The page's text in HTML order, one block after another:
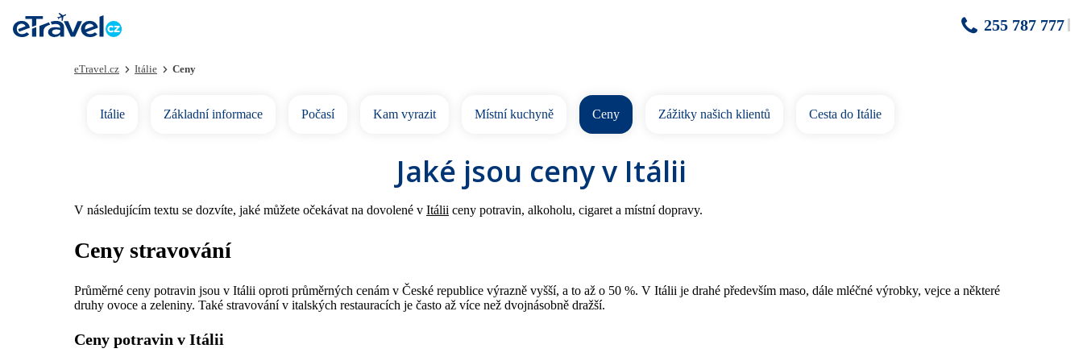
255 787 777
eTravel.cz Itálie Ceny
Itálie Základní informace Počasí Kam vyrazit Místní kuchyně Ceny Zážitky našich klientů Cesta do Itálie
Jaké jsou ceny v Itálii
V následujícím textu se dozvíte, jaké můžete očekávat na dovolené v Itálii ceny potravin, alkoholu, cigaret a místní dopravy.
Ceny stravování
Průměrné ceny potravin jsou v Itálii oproti průměrných cenám v České republice výrazně vyšší, a to až o 50 %. V Itálii je drahé především maso, dále mléčné výrobky, vejce a některé
druhy ovoce a zeleniny. Také stravování v italských restauracích je často až více než dvojnásobně dražší.
Ceny potravin v Itálii